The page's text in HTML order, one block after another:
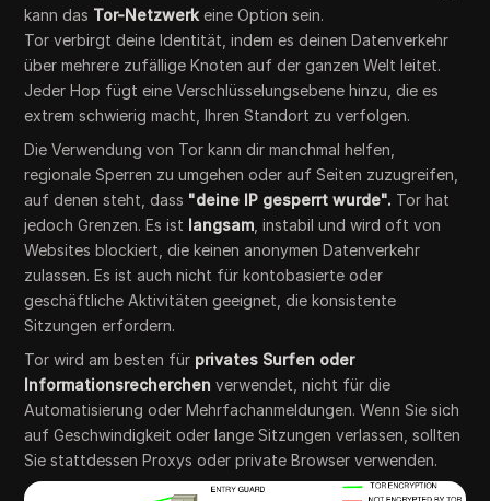
kann das Tor-Netzwerk eine Option sein.
Tor verbirgt deine Identität, indem es deinen Datenverkehr
über mehrere zufällige Knoten auf der ganzen Welt leitet.
Jeder Hop fügt eine Verschlüsselungsebene hinzu, die es
extrem schwierig macht, Ihren Standort zu verfolgen.
Die Verwendung von Tor kann dir manchmal helfen,
regionale Sperren zu umgehen oder auf Seiten zuzugreifen,
auf denen steht, dass "deine IP gesperrt wurde". Tor hat
jedoch Grenzen. Es ist langsam , instabil und wird oft von
Websites blockiert, die keinen anonymen Datenverkehr
zulassen. Es ist auch nicht für kontobasierte oder
geschäftliche Aktivitäten geeignet, die konsistente
Sitzungen erfordern.
Tor wird am besten für privates Surfen oder
Informationsrecherchen verwendet, nicht für die
Automatisierung oder Mehrfachanmeldungen. Wenn Sie sich
auf Geschwindigkeit oder lange Sitzungen verlassen, sollten
Sie stattdessen Proxys oder private Browser verwenden.